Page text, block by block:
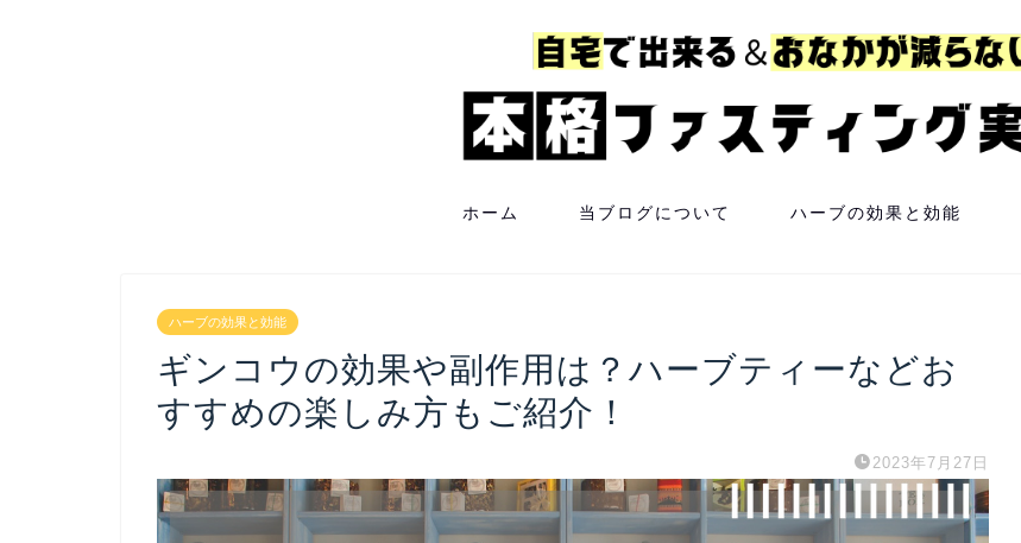
ホーム 当ブログについて ハーブの効果と効能
ハーブの効果と効能
ギンコウの効果や副作用は？ハーブティーなどお
すすめの楽しみ方もご紹介！
2023年7月27日